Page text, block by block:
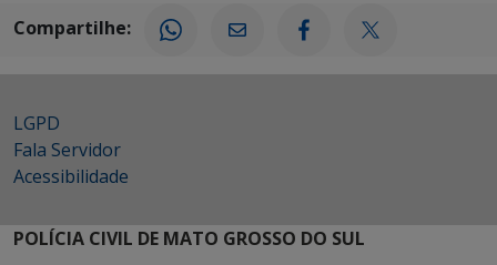
Compartilhe:
LGPD
Fala Servidor
Acessibilidade
POLÍCIA CIVIL DE MATO GROSSO DO SUL